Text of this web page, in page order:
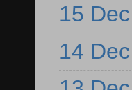
15 Dec
14 Dec